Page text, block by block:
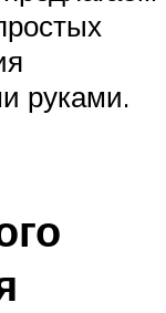
руками.